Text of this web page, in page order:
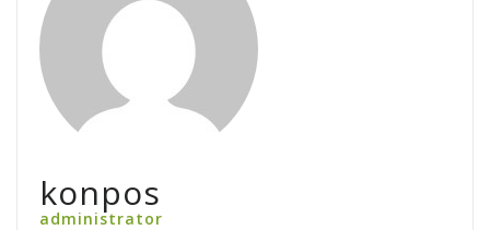
konpos
administrator